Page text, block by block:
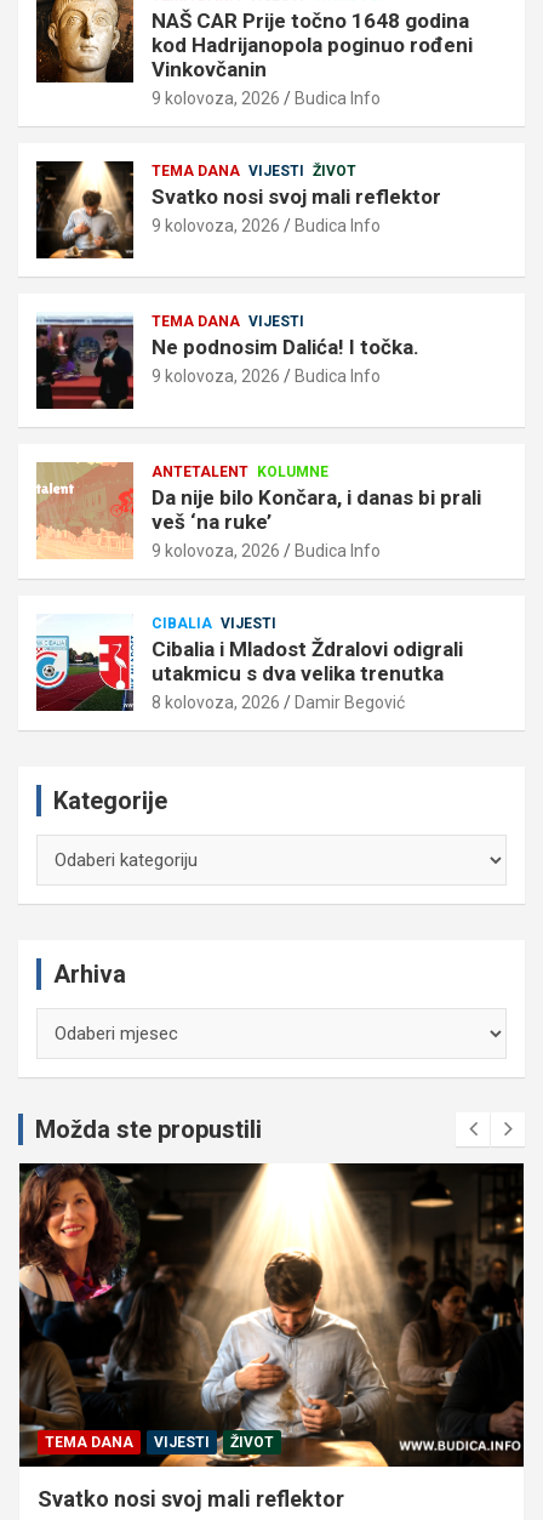
NAŠ CAR Prije točno 1648 godina
kod Hadrijanopola poginuo rođeni
Vinkovčanin
9 kolovoza, 2026 Budica Info
TEMA DANA VIJESTI ŽIVOT
Svatko nosi svoj mali reflektor
9 kolovoza, 2026 Budica Info
TEMA DANA VIJESTI
Ne podnosim Dalića! I točka.
9 kolovoza, 2026 Budica Info
ANTETALENT KOLUMNE
Da nije bilo Končara, i danas bi prali
veš ‘na ruke’
9 kolovoza, 2026 Budica Info
CIBALIA VIJESTI
Cibalia i Mladost Ždralovi odigrali
utakmicu s dva velika trenutka
8 kolovoza, 2026 Damir Begović
Kategorije
Arhiva
Možda ste propustili
TEMA DANA VIJESTI ŽIVOT
Svatko nosi svoj mali reflektor